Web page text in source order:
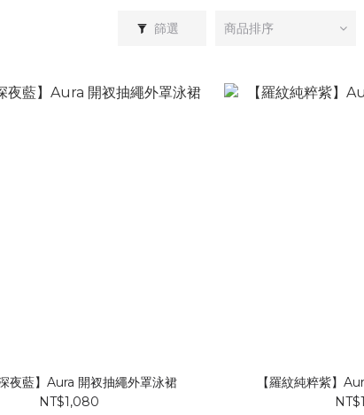
篩選 商品排序
深夜藍】Aura 開衩抽繩外罩泳裙
NT$1,080
【羅紋純粹紫】